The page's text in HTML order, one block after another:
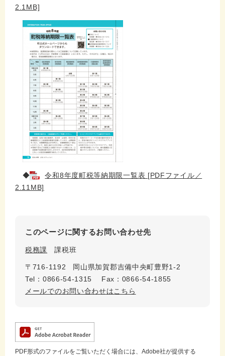
2.1MB]
◆
令和8年度町税等納期限一覧表 [PDFファイル／
2.11MB]
このページに関するお問い合わせ先
税務課 課税班
〒716-1192
岡山県加賀郡吉備中央町豊野1-2
Tel：0866-54-1315
Fax：0866-54-1855
メールでのお問い合わせはこちら
PDF形式のファイルをご覧いただく場合には、Adobe社が提供する